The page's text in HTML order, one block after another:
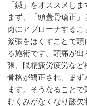
「鍼」をオススメしま
まず、「頭蓋骨矯正
肉にアプローチする
緊張をほぐすことで
る施術です。頭痛が
張、眼精疲労疲労な
骨格が矯正され、ま
ます。そうなることで
むくみがなくなり酸欠